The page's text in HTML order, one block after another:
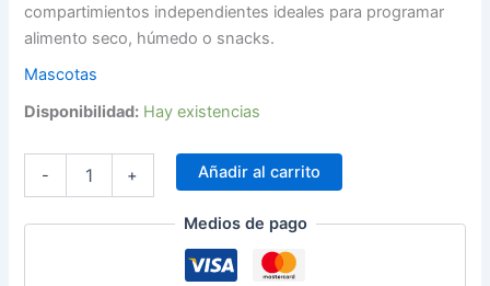
compartimientos independientes ideales para programar
alimento seco, húmedo o snacks.
Mascotas
Disponibilidad: Hay existencias
- + Añadir al carrito
Medios de pago